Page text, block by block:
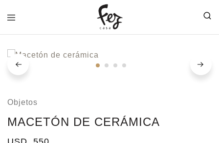
CASA
Objetos
MACETÓN DE CERÁMICA